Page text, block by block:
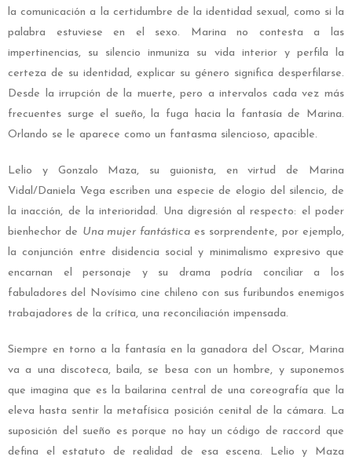
la comunicación a la certidumbre de la identidad sexual, como si la
palabra estuviese en el sexo. Marina no contesta a las
impertinencias, su silencio inmuniza su vida interior y perfila la
certeza de su identidad, explicar su género significa desperfilarse.
Desde la irrupción de la muerte, pero a intervalos cada vez más
frecuentes surge el sueño, la fuga hacia la fantasía de Marina.
Orlando se le aparece como un fantasma silencioso, apacible.
Lelio y Gonzalo Maza, su guionista, en virtud de Marina
Vidal/Daniela Vega escriben una especie de elogio del silencio, de
la inacción, de la interioridad. Una digresión al respecto: el poder
bienhechor de Una mujer fantásticaes sorprendente, por ejemplo,
la conjunción entre disidencia social y minimalismo expresivo que
encarnan el personaje y su drama podría conciliar a los
fabuladores del Novísimo cine chileno con sus furibundos enemigos
trabajadores de la crítica, una reconciliación impensada.
Siempre en torno a la fantasía en la ganadora del Oscar, Marina
va a una discoteca, baila, se besa con un hombre, y suponemos
que imagina que es la bailarina central de una coreografía que la
eleva hasta sentir la metafísica posición cenital de la cámara. La
suposición del sueño es porque no hay un código de raccord que
defina el estatuto de realidad de esa escena. Lelio y Maza